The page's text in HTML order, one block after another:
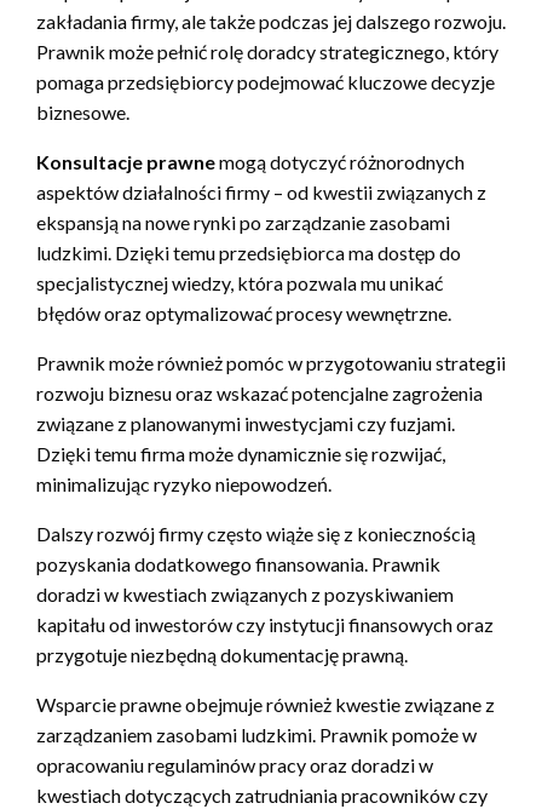
zakładania firmy, ale także podczas jej dalszego rozwoju.
Prawnik może pełnić rolę doradcy strategicznego, który
pomaga przedsiębiorcy podejmować kluczowe decyzje
biznesowe.
Konsultacje prawnemogą dotyczyć różnorodnych
aspektów działalności firmy – od kwestii związanych z
ekspansją na nowe rynki po zarządzanie zasobami
ludzkimi. Dzięki temu przedsiębiorca ma dostęp do
specjalistycznej wiedzy, która pozwala mu unikać
błędów oraz optymalizować procesy wewnętrzne.
Prawnik może również pomóc w przygotowaniu strategii
rozwoju biznesu oraz wskazać potencjalne zagrożenia
związane z planowanymi inwestycjami czy fuzjami.
Dzięki temu firma może dynamicznie się rozwijać,
minimalizując ryzyko niepowodzeń.
Dalszy rozwój firmy często wiąże się z koniecznością
pozyskania dodatkowego finansowania. Prawnik
doradzi w kwestiach związanych z pozyskiwaniem
kapitału od inwestorów czy instytucji finansowych oraz
przygotuje niezbędną dokumentację prawną.
Wsparcie prawne obejmuje również kwestie związane z
zarządzaniem zasobami ludzkimi. Prawnik pomoże w
opracowaniu regulaminów pracy oraz doradzi w
kwestiach dotyczących zatrudniania pracowników czy